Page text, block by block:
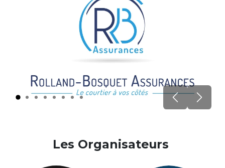
Précédent
Les Organisateurs